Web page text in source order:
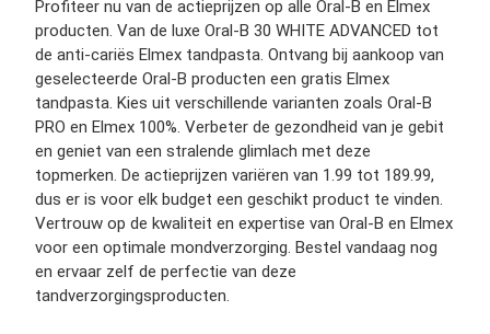
Profiteer nu van de actieprijzen op alle Oral-B en Elmex
producten. Van de luxe Oral-B 30 WHITE ADVANCED tot
de anti-cariës Elmex tandpasta. Ontvang bij aankoop van
geselecteerde Oral-B producten een gratis Elmex
tandpasta. Kies uit verschillende varianten zoals Oral-B
PRO en Elmex 100%. Verbeter de gezondheid van je gebit
en geniet van een stralende glimlach met deze
topmerken. De actieprijzen variëren van 1.99 tot 189.99,
dus er is voor elk budget een geschikt product te vinden.
Vertrouw op de kwaliteit en expertise van Oral-B en Elmex
voor een optimale mondverzorging. Bestel vandaag nog
en ervaar zelf de perfectie van deze
tandverzorgingsproducten.